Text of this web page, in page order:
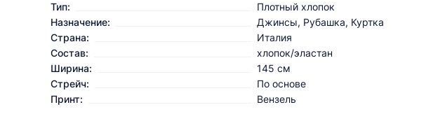
Тип:
Плотный хлопок
Назначение:
Джинсы, Рубашка, Куртка
Страна:
Италия
Состав:
хлопок/эластан
Ширина:
145 см
Стрейч:
По основе
Принт:
Вензель